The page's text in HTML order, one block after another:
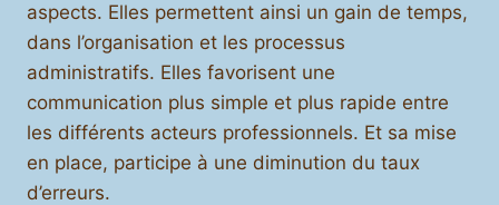
aspects. Elles permettent ainsi un gain de temps,
dans l’organisation et les processus
administratifs. Elles favorisent une
communication plus simple et plus rapide entre
les différents acteurs professionnels. Et sa mise
en place, participe à une diminution du taux
d’erreurs.